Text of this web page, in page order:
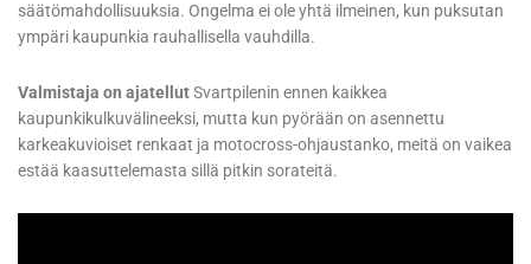
säätömahdollisuuksia. Ongelma ei ole yhtä ilmeinen, kun puksutan
ympäri kaupunkia rauhallisella vauhdilla.
Valmistaja on ajatellutSvartpilenin ennen kaikkea
kaupunkikulkuvälineeksi, mutta kun pyörään on asennettu
karkeakuvioiset renkaat ja motocross-ohjaustanko, meitä on vaikea
estää kaasuttelemasta sillä pitkin sorateitä.